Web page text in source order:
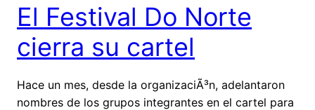
El Festival Do Norte
cierra su cartel
Hace un mes, desde la organizaciÃ³n, adelantaron
nombres de los grupos integrantes en el cartel para